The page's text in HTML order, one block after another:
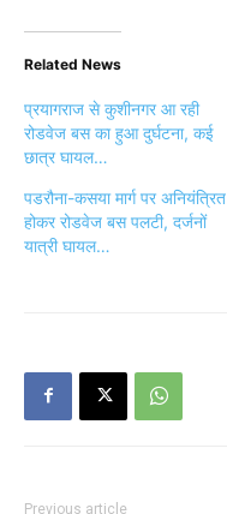
Related News
प्रयागराज से कुशीनगर आ रही
रोडवेज बस का हुआ दुर्घटना, कई
छात्र घायल…
पडरौना-कसया मार्ग पर अनियंत्रित
होकर रोडवेज बस पलटी, दर्जनों
यात्री घायल…
Previous article